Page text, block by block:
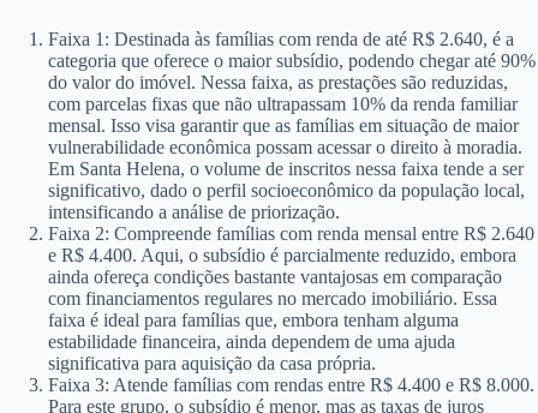
Faixa 1: Destinada às famílias com renda de até R$ 2.640, é a
categoria que oferece o maior subsídio, podendo chegar até 90%
do valor do imóvel. Nessa faixa, as prestações são reduzidas,
com parcelas fixas que não ultrapassam 10% da renda familiar
mensal. Isso visa garantir que as famílias em situação de maior
vulnerabilidade econômica possam acessar o direito à moradia.
Em Santa Helena, o volume de inscritos nessa faixa tende a ser
significativo, dado o perfil socioeconômico da população local,
intensificando a análise de priorização.
Faixa 2: Compreende famílias com renda mensal entre R$ 2.640
e R$ 4.400. Aqui, o subsídio é parcialmente reduzido, embora
ainda ofereça condições bastante vantajosas em comparação
com financiamentos regulares no mercado imobiliário. Essa
faixa é ideal para famílias que, embora tenham alguma
estabilidade financeira, ainda dependem de uma ajuda
significativa para aquisição da casa própria.
Faixa 3: Atende famílias com rendas entre R$ 4.400 e R$ 8.000.
Para este grupo, o subsídio é menor, mas as taxas de juros